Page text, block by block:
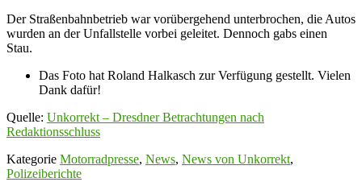
Der Straßenbahnbetrieb war vorübergehend unterbrochen, die Autos
wurden an der Unfallstelle vorbei geleitet. Dennoch gabs einen
Stau.
Das Foto hat Roland Halkasch zur Verfügung gestellt. Vielen
Dank dafür!
Quelle: Unkorrekt – Dresdner Betrachtungen nach
Redaktionsschluss
Kategorie Motorradpresse, News, News von Unkorrekt,
Polizeiberichte